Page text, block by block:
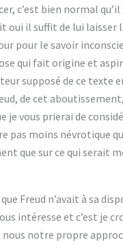
c’est bien normal qu’il
il suffit de lui laisser
pour le savoir
qui fait origine et
supposé de ce
de cet
je vous prierai de
pas moins névrotique
que sur ce qui serait
Freud n’avait à sa
intéresse et c’est je
nous notre propre